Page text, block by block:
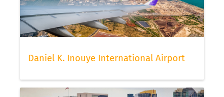
Daniel K. Inouye International Airport